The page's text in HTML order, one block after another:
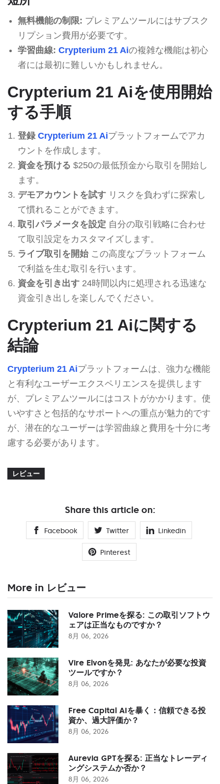
無料機能の制限: プレミアムツールにはサブスク
リプション費用が必要です。
学習曲線: Crypterium 21 Aiの複雑な機能は初心
者には最初に難しいかもしれません。
Crypterium 21 Aiを使用開始
する手順
登録 Crypterium 21 Aiプラットフォームでアカ
ウントを作成します。
資金を預ける $250の最低預金から取引を開始し
ます。
デモアカウントを試すリスクを負わずに探索し
て慣れることができます。
取引パラメータを設定 自分の取引戦略に合わせ
て取引設定をカスタマイズします。
ライブ取引を開始この高度なプラットフォーム
で利益を生む取引を行います。
資金を引き出す24時間以内に処理される迅速な
資金引き出しを楽しんでください。
Crypterium 21 Aiに関する
結論
Crypterium 21 Aiプラットフォームは、強力な機能
と有利なユーザーエクスペリエンスを提供します
が、プレミアムツールにはコストがかかります。使
いやすさと包括的なサポートへの重点が魅力的です
が、潜在的なユーザーは学習曲線と費用を十分に考
慮する必要があります。
レビュー
Share this article on:
Facebook Twitter Linkedin
Pinterest
More in レビュー
Valore Primeを探る: この取引ソフトウ
ェアは正当なものですか？
8月 06, 2026
Vire Elvonを発見: あなたが必要な投資
ツールですか？
8月 06, 2026
Free Capital AIを暴く：信頼できる投
資か、過大評価か？
8月 06, 2026
Aurevia GPTを探る: 正当なトレーディ
ングシステムか否か？
8月 06, 2026